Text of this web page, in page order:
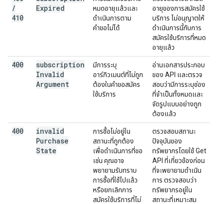
/
410
Expired
หมดอายุแล้วและ
ดำเนินการตาม
คำขอไม่ได้
อายุของการสมัครใช้
บริการ ไม่อนุญาตให้
ดำเนินการนี้กับการ
สมัครใช้บริการที่หมด
อายุแล้ว
400
subscription
Invalid
Argument
มีการระบุ
อาร์กิวเมนต์ที่ไม่ถูก
ต้องในคำขอสมัคร
ใช้บริการ
อ่านเอกสารประกอบ
ของ API และตรวจ
สอบว่ามีการระบุช่อง
ที่จำเป็นทั้งหมดและ
จัดรูปแบบอย่างถูก
ต้องแล้ว
400
invalid
Purchase
State
การซื้อไม่อยู่ใน
สถานะที่ถูกต้อง
เพื่อดำเนินการที่ขอ
เช่น คุณอาจ
พยายามรับทราบ
การซื้อที่ใช้ไปแล้ว
หรือยกเลิกการ
สมัครใช้บริการที่ไม่
ตรวจสอบสถานะ
ปัจจุบันของ
ทรัพยากรโดยใช้ Get
API ที่เกี่ยวข้องก่อน
ที่จะพยายามดำเนิน
การ ตรวจสอบว่า
ทรัพยากรอยู่ใน
สถานะที่เหมาะสม